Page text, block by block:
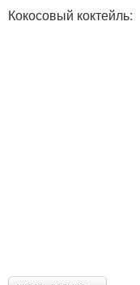
Кокосовый коктейль: